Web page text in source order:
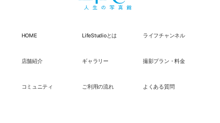
HOME LifeStudioとは ライフチャンネル
店舗紹介 ギャラリー 撮影プラン・料金
コミュニティ ご利用の流れ よくある質問